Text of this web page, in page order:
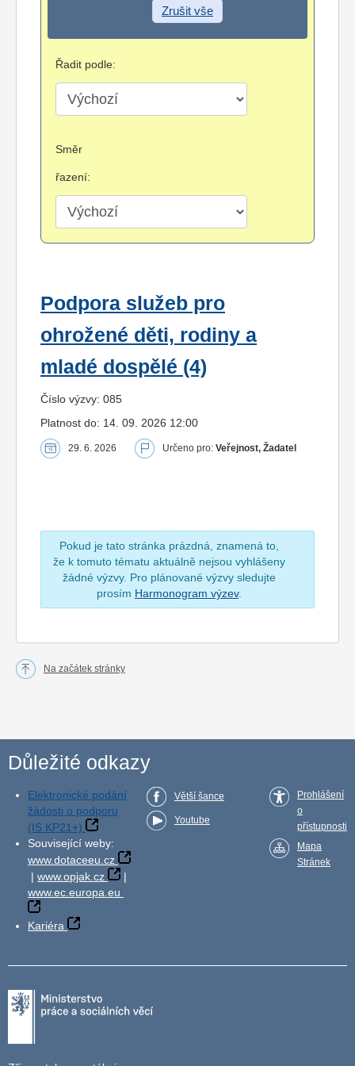
Zrušit vše
Řadit podle:
Směr
řazení:
Podpora služeb pro
ohrožené děti, rodiny a
mladé dospělé (4)
Číslo výzvy: 085
Platnost do: 14. 09. 2026 12:00
29. 6. 2026 Určeno pro: Veřejnost, Žadatel
Pokud je tato stránka prázdná, znamená to,
že k tomuto tématu aktuálně nejsou vyhlášeny
žádné výzvy. Pro plánované výzvy sledujte
prosím Harmonogram výzev.
Na začátek stránky
Důležité odkazy
Elektronické podání
žádosti o podporu
(IS KP21+)
Související weby:
www.dotaceeu.cz
| www.opjak.cz
|
www.ec.europa.eu
Kariéra
Větší šance
Youtube
Prohlášení
o
přístupnosti
Mapa
Stránek